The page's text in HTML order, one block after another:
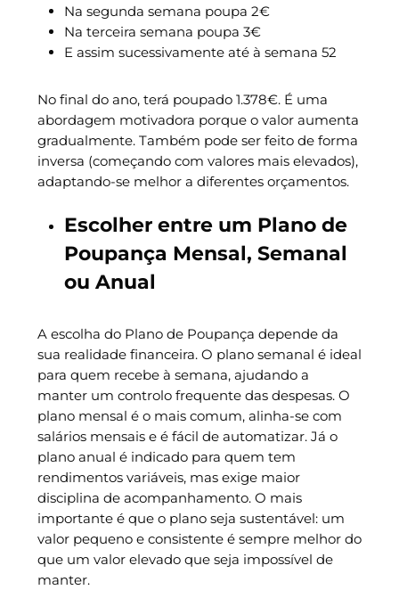
Na segunda semana poupa 2€
Na terceira semana poupa 3€
E assim sucessivamente até à semana 52
No final do ano, terá poupado 1.378€. É uma
abordagem motivadora porque o valor aumenta
gradualmente. Também pode ser feito de forma
inversa (começando com valores mais elevados),
adaptando-se melhor a diferentes orçamentos.
Escolher entre um Plano de
Poupança Mensal, Semanal
ou Anual
A escolha do Plano de Poupança depende da
sua realidade financeira. O plano semanal é ideal
para quem recebe à semana, ajudando a
manter um controlo frequente das despesas. O
plano mensal é o mais comum, alinha-se com
salários mensais e é fácil de automatizar. Já o
plano anual é indicado para quem tem
rendimentos variáveis, mas exige maior
disciplina de acompanhamento. O mais
importante é que o plano seja sustentável: um
valor pequeno e consistente é sempre melhor do
que um valor elevado que seja impossível de
manter.